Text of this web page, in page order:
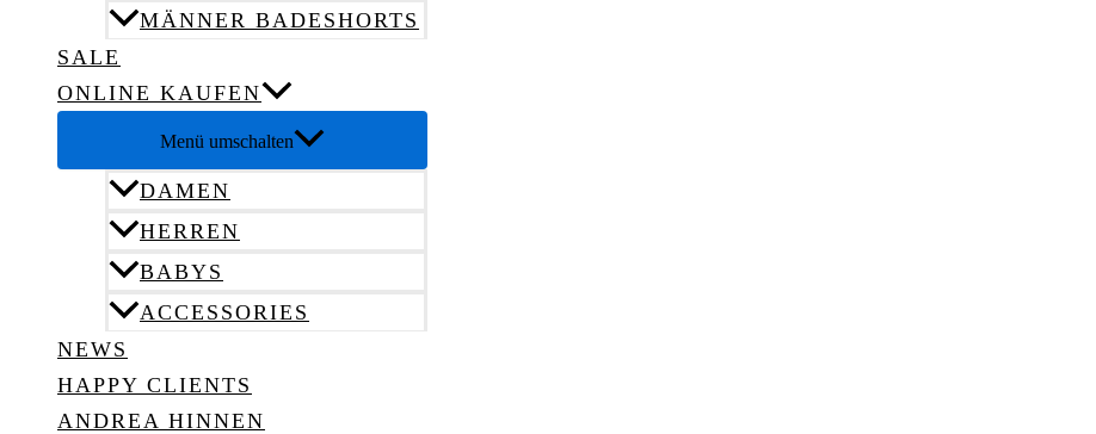
MÄNNER BADESHORTS
SALE
ONLINE KAUFEN
Menü umschalten
DAMEN
HERREN
BABYS
ACCESSORIES
NEWS
HAPPY CLIENTS
ANDREA HINNEN